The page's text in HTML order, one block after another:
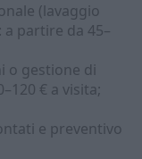
(lavaggio
partire da 45–
o gestione di
€ a visita;
e preventivo